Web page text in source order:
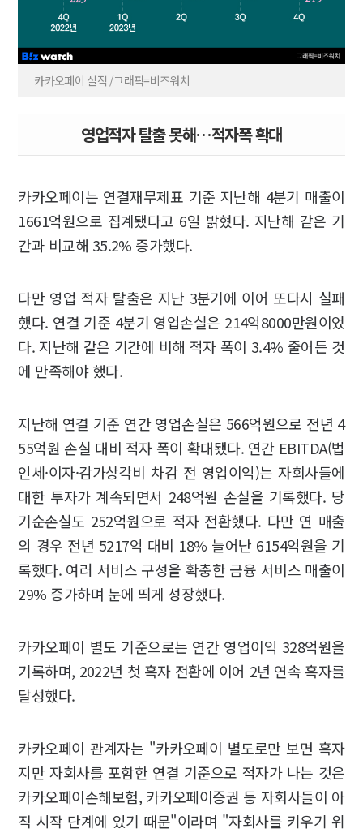
카카오페이 실적 /그래픽=비즈워치
영업적자 탈출 못해…적자폭 확대
카카오페이는 연결재무제표 기준 지난해 4분기 매출이
1661억원으로 집계됐다고 6일 밝혔다. 지난해 같은 기
간과 비교해 35.2% 증가했다.
다만 영업 적자 탈출은 지난 3분기에 이어 또다시 실패
했다. 연결 기준 4분기 영업손실은 214억8000만원이었
다. 지난해 같은 기간에 비해 적자 폭이 3.4% 줄어든 것
에 만족해야 했다.
지난해 연결 기준 연간 영업손실은 566억원으로 전년 4
55억원 손실 대비 적자 폭이 확대됐다. 연간 EBITDA(법
인세·이자·감가상각비 차감 전 영업이익)는 자회사들에
대한 투자가 계속되면서 248억원 손실을 기록했다. 당
기순손실도 252억원으로 적자 전환했다. 다만 연 매출
의 경우 전년 5217억 대비 18% 늘어난 6154억원을 기
록했다. 여러 서비스 구성을 확충한 금융 서비스 매출이
29% 증가하며 눈에 띄게 성장했다.
카카오페이 별도 기준으로는 연간 영업이익 328억원을
기록하며, 2022년 첫 흑자 전환에 이어 2년 연속 흑자를
달성했다.
카카오페이 관계자는 "카카오페이 별도로만 보면 흑자
지만 자회사를 포함한 연결 기준으로 적자가 나는 것은
카카오페이손해보험, 카카오페이증권 등 자회사들이 아
직 시작 단계에 있기 때문"이라며 "자회사를 키우기 위